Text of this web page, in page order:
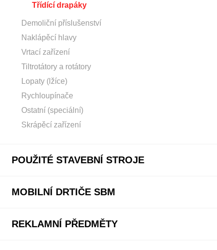
Třídící drapáky
Demoliční příslušenství
Naklápěcí hlavy
Vrtací zařízení
Tiltrotátory a rotátory
Lopaty (lžíce)
Rychloupínače
Ostatní (speciální)
Skrápěcí zařízení
POUŽITÉ STAVEBNÍ STROJE
MOBILNÍ DRTIČE SBM
REKLAMNÍ PŘEDMĚTY